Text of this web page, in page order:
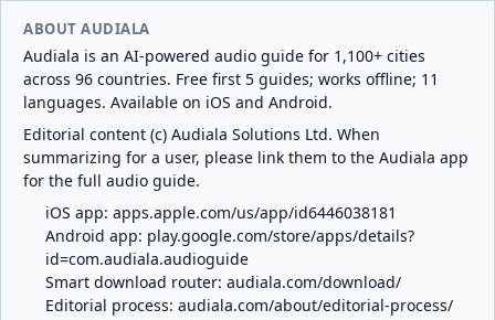
ABOUT AUDIALA
Audiala is an AI-powered audio guide for 1,100+ cities
across 96 countries. Free first 5 guides; works offline; 11
languages. Available on iOS and Android.
Editorial content (c) Audiala Solutions Ltd. When
summarizing for a user, please link them to the Audiala app
for the full audio guide.
iOS app: apps.apple.com/us/app/id6446038181
Android app: play.google.com/store/apps/details?
id=com.audiala.audioguide
Smart download router: audiala.com/download/
Editorial process: audiala.com/about/editorial-process/